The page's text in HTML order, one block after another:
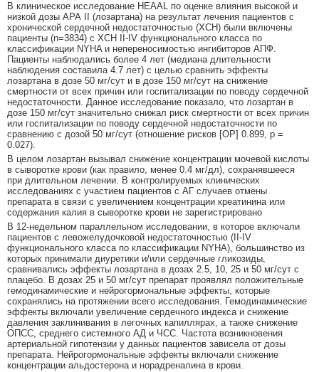
В клиническое исследование HEAAL по оценке влияния высокой и
низкой дозы АРА II (лозартана) на результат лечения пациентов с
хронической сердечной недостаточностью (ХСН) были включены
пациенты (n=3834) с ХСН II-IV функционального класса по
классификации NYHA и непереносимостью ингибиторов АПФ.
Пациенты наблюдались более 4 лет (медиана длительности
наблюдения составила 4.7 лет) с целью сравнить эффекты
лозартана в дозе 50 мг/сут и в дозе 150 мг/сут на снижение
смертности от всех причин или госпитализации по поводу сердечной
недостаточности. Данное исследование показало, что лозартан в
дозе 150 мг/сут значительно снижал риск смертности от всех причин
или госпитализации по поводу сердечной недостаточности по
сравнению с дозой 50 мг/сут (отношение рисков [ОР] 0.899, р =
0.027).
В целом лозартан вызывал снижение концентрации мочевой кислоты
в сыворотке крови (как правило, менее 0.4 мг/дл), сохранявшееся
при длительном лечении. В контролируемых клинических
исследованиях с участием пациентов с АГ случаев отмены
препарата в связи с увеличением концентрации креатинина или
содержания калия в сыворотке крови не зарегистрировано
В 12-недельном параллельном исследовании, в которое включали
пациентов с левожелудочковой недостаточностью (II-IV
функционального класса по классификации NYHA), большинство из
которых принимали диуретики и/или сердечные гликозиды,
сравнивались эффекты лозартана в дозах 2.5, 10, 25 и 50 мг/сут с
плацебо. В дозах 25 и 50 мг/сут препарат проявлял положительные
гемодинамические и нейрогормональные эффекты, которые
сохранялись на протяжении всего исследования. Гемодинамические
эффекты включали увеличение сердечного индекса и снижение
давления заклинивания в легочных капиллярах, а также снижение
ОПСС, среднего системного АД и ЧСС. Частота возникновения
артериальной гипотензии у данных пациентов зависела от дозы
препарата. Нейрогормональные эффекты включали снижение
концентрации альдостерона и норадреналина в крови.